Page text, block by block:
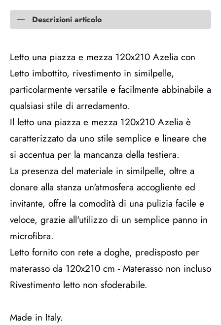
Descrizioni articolo
Letto una piazza e mezza 120x210 Azelia con
Letto imbottito, rivestimento in similpelle,
particolarmente versatile e facilmente abbinabile a
qualsiasi stile di arredamento.
Il letto una piazza e mezza 120x210 Azelia è
caratterizzato da uno stile semplice e lineare che
si accentua per la mancanza della testiera.
La presenza del materiale in similpelle, oltre a
donare alla stanza un'atmosfera accogliente ed
invitante, offre la comodità di una pulizia facile e
veloce, grazie all'utilizzo di un semplice panno in
microfibra.
Letto fornito con rete a doghe, predisposto per
materasso da 120x210 cm - Materasso non incluso
Rivestimento letto non sfoderabile.
Made in Italy.